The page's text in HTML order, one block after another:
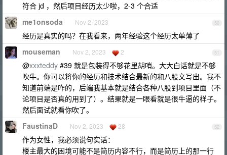
符合 jd ，然后项目经历太少啦，2-3 个合适
50
me1onsoda Nov 2, 2023
经历是真实的吗？在我看来，两年经验这个经历太单薄了
51
mouseman Nov 2, 2023 2
@xxxteddy #39 就是包装得不够花里胡哨。大大白话就是不够
吹牛。你可以将你的经历和技术结合最新的和八股文写出。我不
知道前端是咋的，后端我基本就是结合各种八股到项目里面（不
论项目是否真的用到了）。结果就是一眼看就是很牛逼的样子。
然后面试就看你吹了。
52
FaustinaD Nov 2, 2023 28
作为女性，我必须说句实话：
楼主最大的困境可能不是简历内容不行，而是简历上的那一行